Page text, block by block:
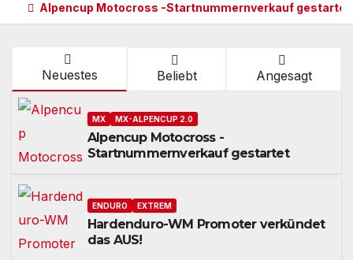
Alpencup Motocross -Startnummernverkauf gestartet
Neuestes Beliebt Angesagt
MX MX-ALPENCUP 2.0
Alpencup Motocross -
Startnummernverkauf gestartet
ENDURO EXTREM
Hardenduro-WM Promoter verkündet
das AUS!